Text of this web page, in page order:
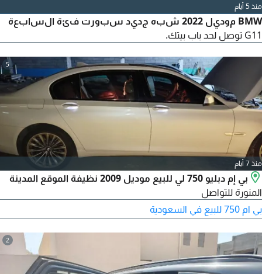
منذ 5 أيام
BMW موديل 2022 شبه جديد سبورت فئة السابعة
G11 توصل لحد باب بيتك.
5
منذ 7 أيام
بي إم دبليو 750 لي للبيع موديل 2009 نظيفة الموقع المدينة
المنورة للتواصل
بي ام 750 للبيع في السعودية
2